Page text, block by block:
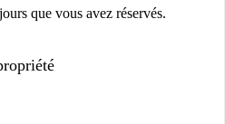
que vous avez réservés.